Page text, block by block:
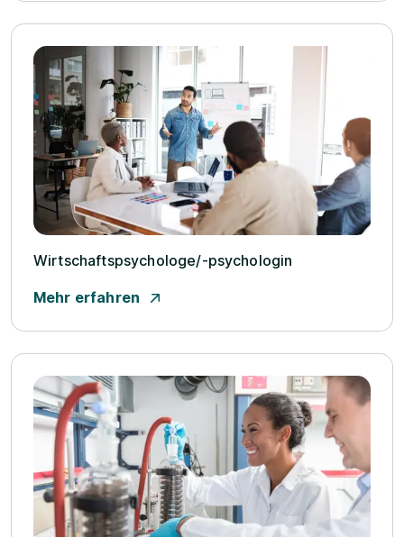
Wirtschaftspsychologe/­-psychologin
Mehr erfahren